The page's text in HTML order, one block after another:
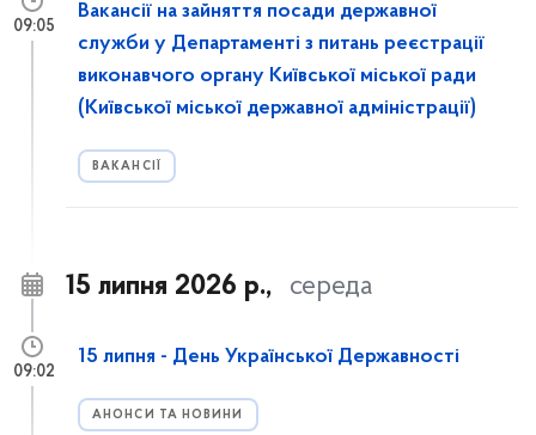
Вакансії на зайняття посади державної
служби у Департаменті з питань реєстрації
виконавчого органу Київської міської ради
(Київської міської державної адміністрації)
ВАКАНСІЇ
09:05
15 липня 2026 р., середа
15 липня - День Української Державності
АНОНСИ ТА НОВИНИ
09:02